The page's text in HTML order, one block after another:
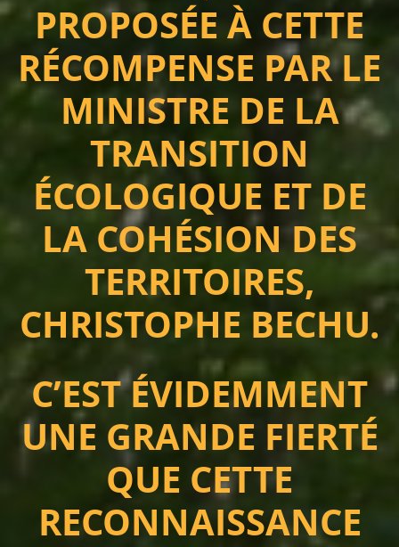
PROPOSÉE À CETTE
RÉCOMPENSE PAR LE
MINISTRE DE LA
TRANSITION
ÉCOLOGIQUE ET DE
LA COHÉSION DES
TERRITOIRES,
CHRISTOPHE BECHU.
C’EST ÉVIDEMMENT
UNE GRANDE FIERTÉ
QUE CETTE
RECONNAISSANCE